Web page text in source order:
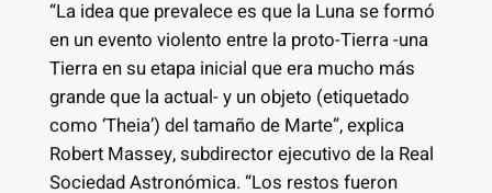
“La idea que prevalece es que la Luna se formó
en un evento violento entre la proto-Tierra -una
Tierra en su etapa inicial que era mucho más
grande que la actual- y un objeto (etiquetado
como ‘Theia’) del tamaño de Marte”, explica
Robert Massey, subdirector ejecutivo de la Real
Sociedad Astronómica. “Los restos fueron